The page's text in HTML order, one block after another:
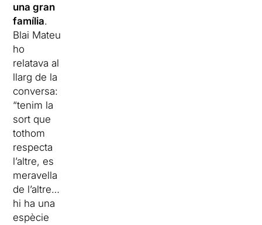
una gran
família.
Blai Mateu
ho
relatava al
llarg de la
conversa:
“tenim la
sort que
tothom
respecta
l’altre, es
meravella
de l’altre…
hi ha una
espècie